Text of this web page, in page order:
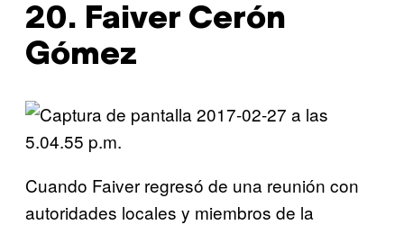
20. Faiver Cerón
Gómez
Cuando Faiver regresó de una reunión con
autoridades locales y miembros de la